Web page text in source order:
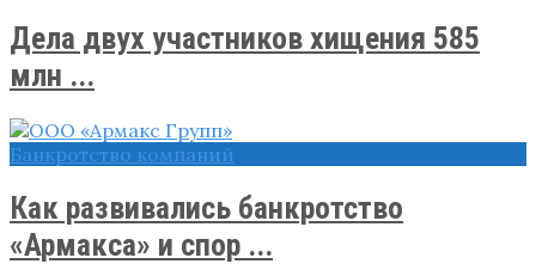
Дела двух участников хищения 585
млн ...
Банкротство компаний
Как развивались банкротство
«Армакса» и спор ...